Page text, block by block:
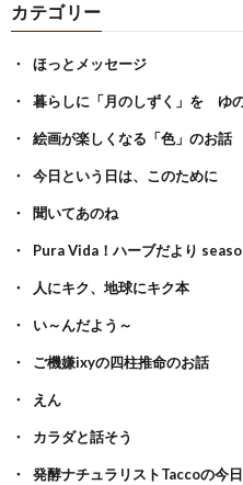
カテゴリー
ほっとメッセージ
暮らしに「月のしずく」を ゆ
絵画が楽しくなる「色」のお話
今日という日は、このために
聞いてあのね
Pura Vida！ハーブだより
人にキク、地球にキク本
い～んだよう～
ご機嫌ixyの四柱推命のお話
えん
カラダと話そう
発酵ナチュラリストTaccoの今